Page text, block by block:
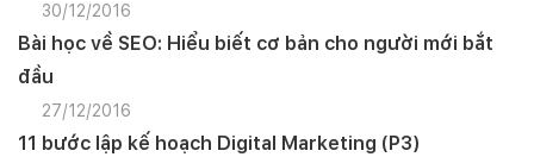
30/12/2016
Bài học về SEO: Hiểu biết cơ bản cho người mới bắt
đầu
27/12/2016
11 bước lập kế hoạch Digital Marketing (P3)